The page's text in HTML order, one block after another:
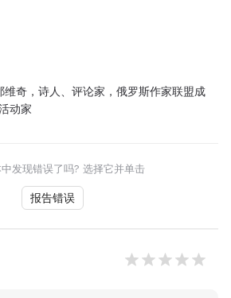
维奇，诗人、评论家，俄罗斯作家联盟成
动家
发现错误了吗? 选择它并单击
报告错误